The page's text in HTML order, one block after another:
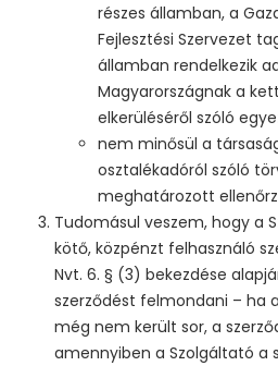
részes államban, a
Fejlesztési Szervezet
államban rendelkezik
Magyarországnak a
elkerüléséről szóló
nem minősül a
osztalékadóról szóló
meghatározott
Tudomásul veszem, hogy a
kötő, közpénzt felhasználó
Nvt. 6. § (3) bekezdése
szerződést felmondani – ha
még nem került sor, a
amennyiben a Szolgáltató a